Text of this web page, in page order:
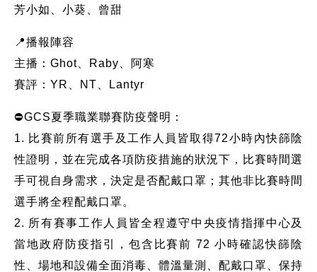
芳小如、小葵、曾甜
📍播報陣容
主播：Ghot、Raby、阿寒
賽評：YR、NT、Lantyr
⛔GCS夏季職業聯賽防疫聲明：
1. 比賽前所有選手及工作人員皆取得72小時內快篩陰
性證明，並在完成各項防疫措施的狀況下，比賽時間選
手可視自身需求，決定是否配戴口罩；其他非比賽時間
選手將全程配戴口罩。
2. 所有賽事工作人員皆全程遵守中央疫情指揮中心及
當地政府防疫指引，包含比賽前 72 小時確認快篩陰
性、場地和設備全面消毒、體溫量測、配戴口罩、保持